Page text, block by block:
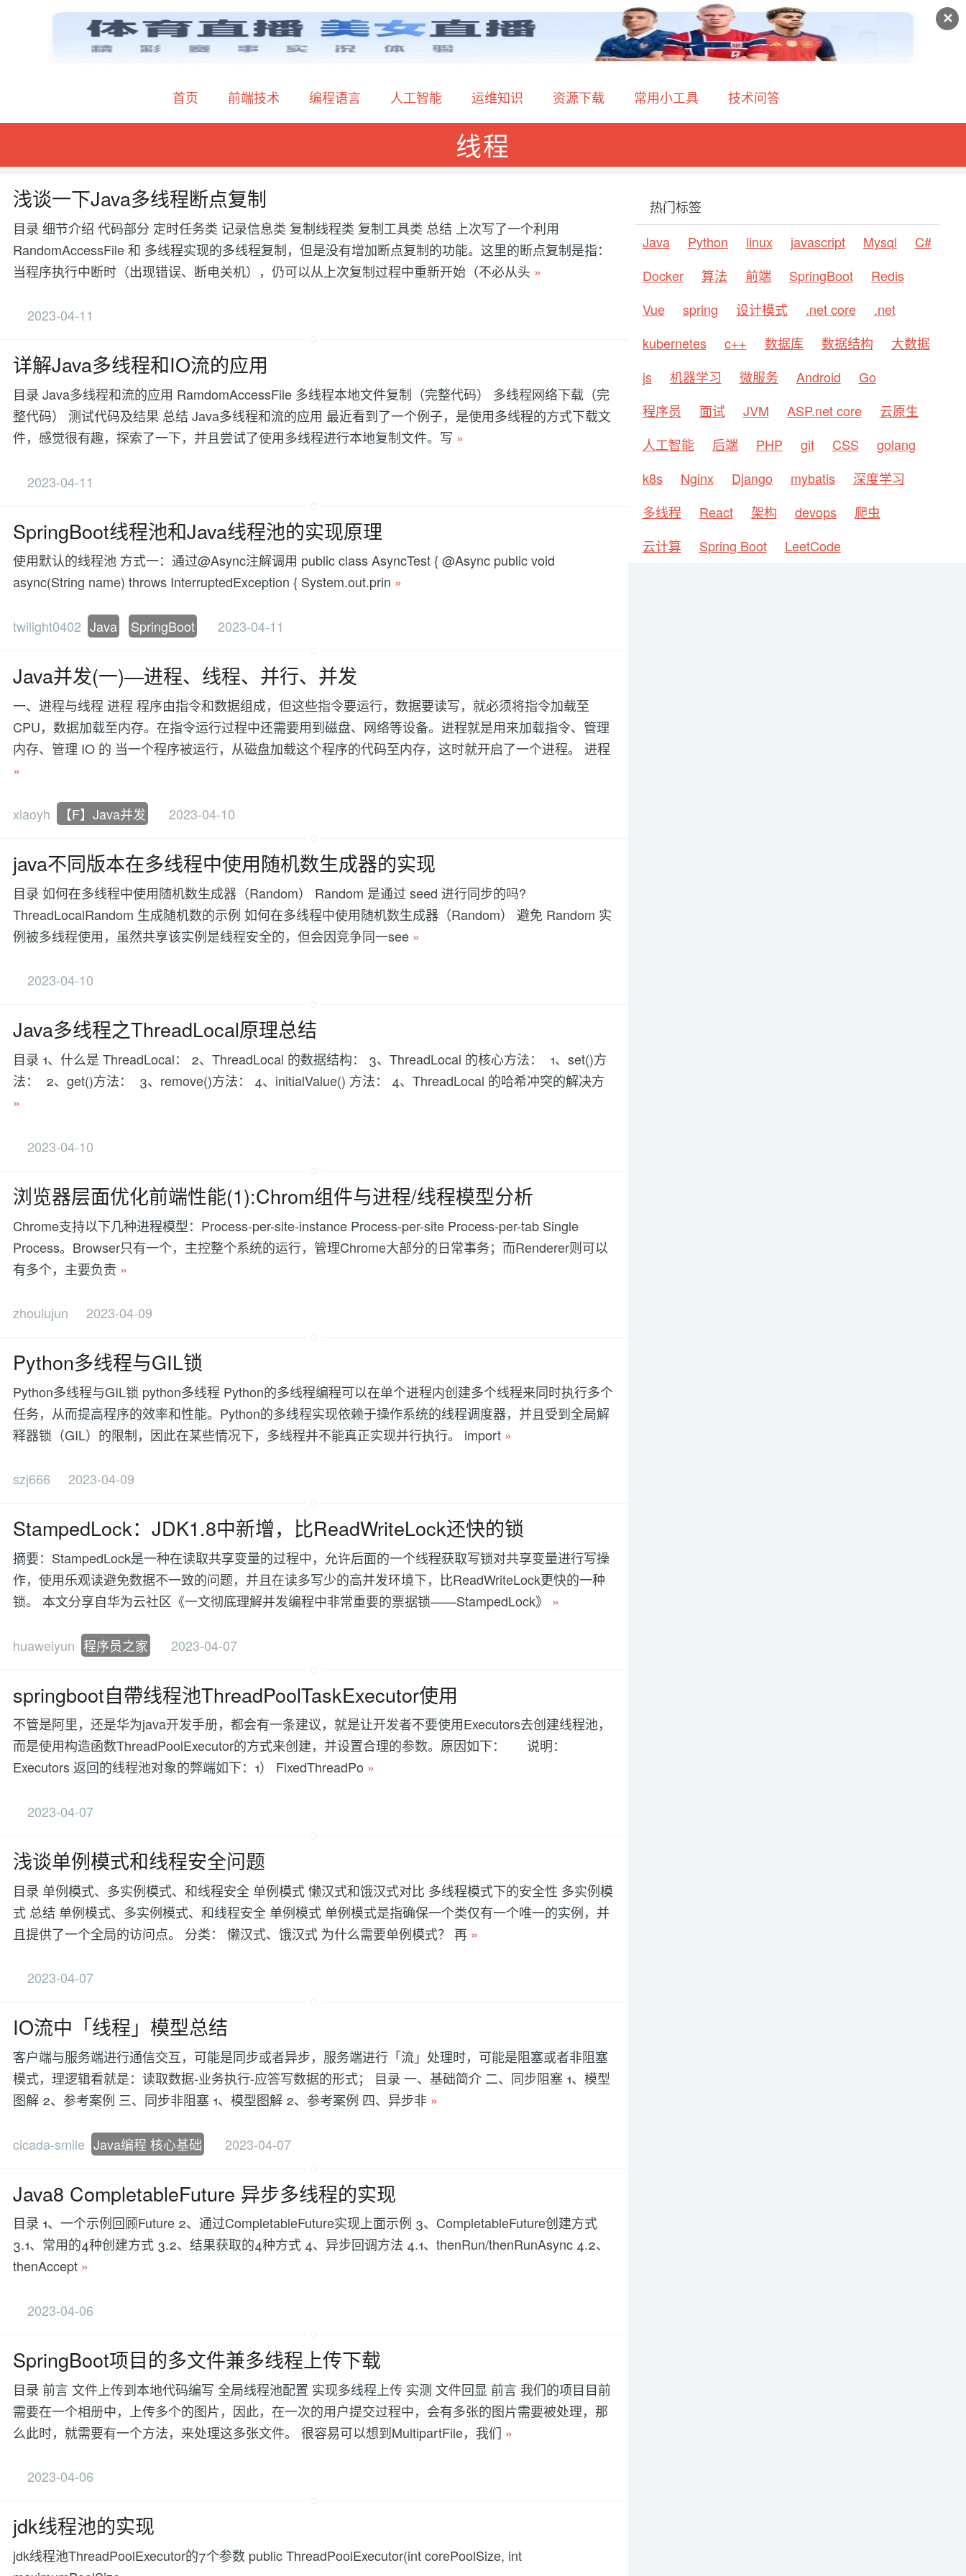
✕
首页 前端技术 编程语言 人工智能 运维知识 资源下载 常用小工具 技术问答
线程
浅谈一下Java多线程断点复制
目录 细节介绍 代码部分 定时任务类 记录信息类 复制线程类 复制工具类 总结 上次写了一个利用
RandomAccessFile 和 多线程实现的多线程复制，但是没有增加断点复制的功能。这里的断点复制是指：
当程序执行中断时（出现错误、断电关机），仍可以从上次复制过程中重新开始（不必从头 »
2023-04-11
详解Java多线程和IO流的应用
目录 Java多线程和流的应用 RamdomAccessFile 多线程本地文件复制（完整代码） 多线程网络下载（完
整代码） 测试代码及结果 总结 Java多线程和流的应用 最近看到了一个例子，是使用多线程的方式下载文
件，感觉很有趣，探索了一下，并且尝试了使用多线程进行本地复制文件。写 »
2023-04-11
SpringBoot线程池和Java线程池的实现原理
使用默认的线程池 方式一：通过@Async注解调用 public class AsyncTest { @Async public void
async(String name) throws InterruptedException { System.out.prin »
twilight0402 Java SpringBoot 2023-04-11
Java并发(一)----进程、线程、并行、并发
一、进程与线程 进程 程序由指令和数据组成，但这些指令要运行，数据要读写，就必须将指令加载至
CPU，数据加载至内存。在指令运行过程中还需要用到磁盘、网络等设备。进程就是用来加载指令、管理
内存、管理 IO 的 当一个程序被运行，从磁盘加载这个程序的代码至内存，这时就开启了一个进程。 进程
»
xiaoyh 【F】Java并发 2023-04-10
java不同版本在多线程中使用随机数生成器的实现
目录 如何在多线程中使用随机数生成器（Random） Random 是通过 seed 进行同步的吗?
ThreadLocalRandom 生成随机数的示例 如何在多线程中使用随机数生成器（Random） 避免 Random 实
例被多线程使用，虽然共享该实例是线程安全的，但会因竞争同一see »
2023-04-10
Java多线程之ThreadLocal原理总结
目录 1、什么是 ThreadLocal： 2、ThreadLocal 的数据结构： 3、ThreadLocal 的核心方法： 1、set()方
法： 2、get()方法： 3、remove()方法： 4、initialValue() 方法： 4、ThreadLocal 的哈希冲突的解决方
»
2023-04-10
浏览器层面优化前端性能(1):Chrom组件与进程/线程模型分析
Chrome支持以下几种进程模型：Process-per-site-instance Process-per-site Process-per-tab Single
Process。Browser只有一个，主控整个系统的运行，管理Chrome大部分的日常事务；而Renderer则可以
有多个，主要负责 »
zhoulujun 2023-04-09
Python多线程与GIL锁
Python多线程与GIL锁 python多线程 Python的多线程编程可以在单个进程内创建多个线程来同时执行多个
任务，从而提高程序的效率和性能。Python的多线程实现依赖于操作系统的线程调度器，并且受到全局解
释器锁（GIL）的限制，因此在某些情况下，多线程并不能真正实现并行执行。 import »
szj666 2023-04-09
StampedLock：JDK1.8中新增，比ReadWriteLock还快的锁
摘要：StampedLock是一种在读取共享变量的过程中，允许后面的一个线程获取写锁对共享变量进行写操
作，使用乐观读避免数据不一致的问题，并且在读多写少的高并发环境下，比ReadWriteLock更快的一种
锁。 本文分享自华为云社区《一文彻底理解并发编程中非常重要的票据锁——StampedLock》 »
huaweiyun 程序员之家 2023-04-07
springboot自帶线程池ThreadPoolTaskExecutor使用
不管是阿里，还是华为java开发手册，都会有一条建议，就是让开发者不要使用Executors去创建线程池，
而是使用构造函数ThreadPoolExecutor的方式来创建，并设置合理的参数。原因如下： 说明：
Executors 返回的线程池对象的弊端如下：1） FixedThreadPo »
2023-04-07
浅谈单例模式和线程安全问题
目录 单例模式、多实例模式、和线程安全 单例模式 懒汉式和饿汉式对比 多线程模式下的安全性 多实例模
式 总结 单例模式、多实例模式、和线程安全 单例模式 单例模式是指确保一个类仅有一个唯一的实例，并
且提供了一个全局的访问点。 分类： 懒汉式、饿汉式 为什么需要单例模式？ 再 »
2023-04-07
IO流中「线程」模型总结
客户端与服务端进行通信交互，可能是同步或者异步，服务端进行「流」处理时，可能是阻塞或者非阻塞
模式，理逻辑看就是：读取数据-业务执行-应答写数据的形式； 目录 一、基础简介 二、同步阻塞 1、模型
图解 2、参考案例 三、同步非阻塞 1、模型图解 2、参考案例 四、异步非 »
cicada-smile Java编程 核心基础 2023-04-07
Java8 CompletableFuture 异步多线程的实现
目录 1、一个示例回顾Future 2、通过CompletableFuture实现上面示例 3、CompletableFuture创建方式
3.1、常用的4种创建方式 3.2、结果获取的4种方式 4、异步回调方法 4.1、thenRun/thenRunAsync 4.2、
thenAccept »
2023-04-06
SpringBoot项目的多文件兼多线程上传下载
目录 前言 文件上传到本地代码编写 全局线程池配置 实现多线程上传 实测 文件回显 前言 我们的项目目前
需要在一个相册中，上传多个的图片，因此，在一次的用户提交过程中，会有多张的图片需要被处理，那
么此时，就需要有一个方法，来处理这多张文件。 很容易可以想到MultipartFile，我们 »
2023-04-06
jdk线程池的实现
jdk线程池ThreadPoolExecutor的7个参数 public ThreadPoolExecutor(int corePoolSize, int
热门标签
Java
Python linux javascript Mysql
C#
Docker
算法 前端 SpringBoot
Redis
Vue
spring 设计模式 .net core
.net
kubernetes
c++ 数据库 数据结构
大数据
js
机器学习 微服务 Android
Go
程序员
面试 JVM ASP.net core
云原生
人工智能
后端 PHP git CSS
golang
k8s
Nginx Django mybatis
深度学习
多线程
React 架构 devops
爬虫
云计算
Spring Boot LeetCode